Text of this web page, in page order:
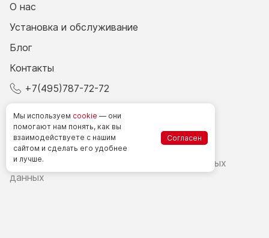
О нас
Установка и обслуживание
Блог
Контакты
+7(495)787-72-72
Счетчики посетителей в РФ
Политика в области обработки персональных
данных
Мы используем cookie — они
помогают нам понять, как вы
взаимодействуете с нашим
сайтом и сделать его удобнее
и лучше.
Согласен